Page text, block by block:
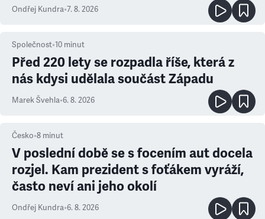
Ondřej Kundra•7. 8. 2026
Společnost•10 minut
Před 220 lety se rozpadla říše, která z
nás kdysi udělala součást Západu
Marek Švehla•6. 8. 2026
Česko•8 minut
V poslední době se s focením aut docela
rozjel. Kam prezident s foťákem vyráží,
často neví ani jeho okolí
Ondřej Kundra•6. 8. 2026